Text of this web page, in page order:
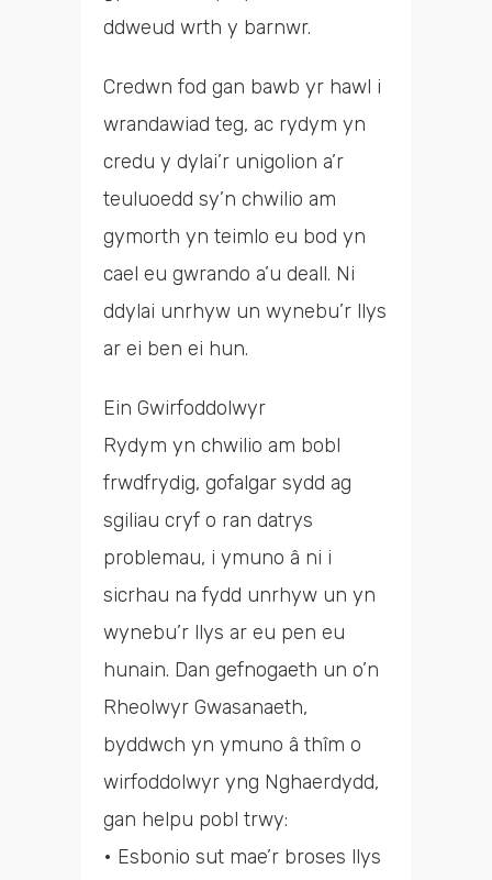
ddweud wrth y barnwr.
Credwn fod gan bawb yr hawl i
wrandawiad teg, ac rydym yn
credu y dylai’r unigolion a’r
teuluoedd sy’n chwilio am
gymorth yn teimlo eu bod yn
cael eu gwrando a’u deall. Ni
ddylai unrhyw un wynebu’r llys
ar ei ben ei hun.
Ein Gwirfoddolwyr
Rydym yn chwilio am bobl
frwdfrydig, gofalgar sydd ag
sgiliau cryf o ran datrys
problemau, i ymuno â ni i
sicrhau na fydd unrhyw un yn
wynebu’r llys ar eu pen eu
hunain. Dan gefnogaeth un o’n
Rheolwyr Gwasanaeth,
byddwch yn ymuno â thîm o
wirfoddolwyr yng Nghaerdydd,
gan helpu pobl trwy:
• Esbonio sut mae’r broses llys